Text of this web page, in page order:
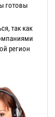
готовы
так как
регион